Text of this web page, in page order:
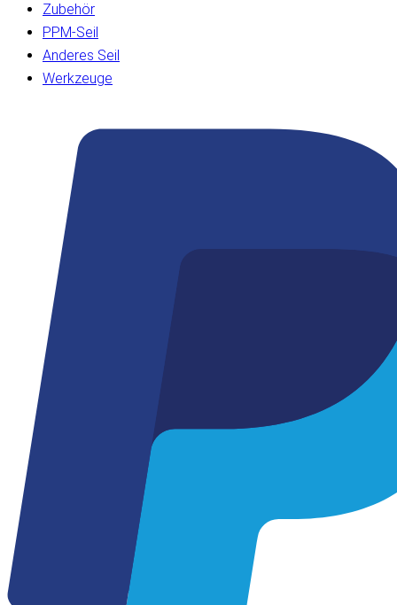
Zubehör
PPM-Seil
Anderes Seil
Werkzeuge